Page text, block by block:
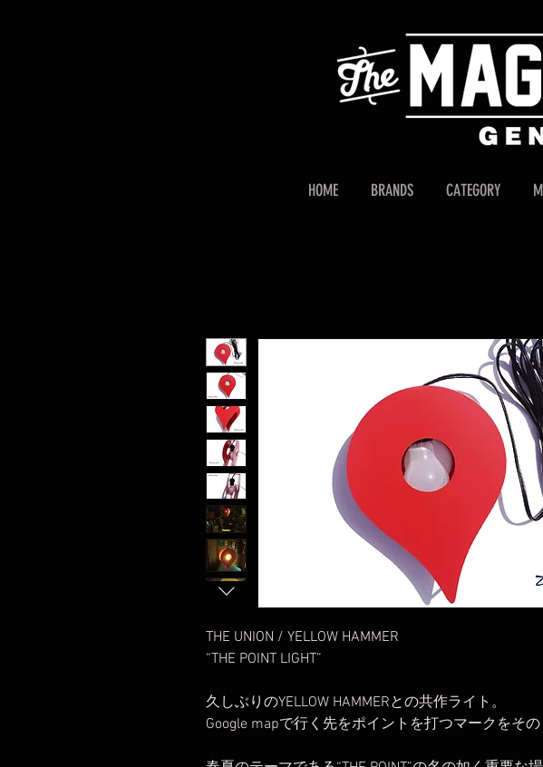
HOME BRANDS CATEGORY
THE UNION / YELLOW HAMMER
“THE POINT LIGHT”
久しぶりのYELLOW HAMMERとの共作ライト。
Google mapで行く先をポイントを打つマークをその